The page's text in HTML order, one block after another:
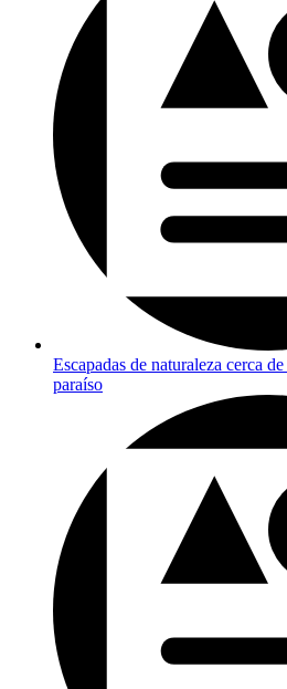
Escapadas de naturaleza cerca
paraíso